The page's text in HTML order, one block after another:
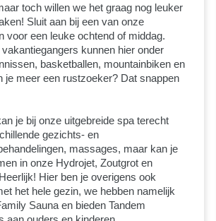
toch willen we het graag nog leuker
Sluit aan bij een van onze
voor een leuke ochtend of middag.
kunnen hier onder
basketballen, mountainbiken en
je meer een rustzoeker? Dat snappen
je bij onze uitgebreide spa terecht
gezichts- en
massages, maar kan je
in onze Hydrojet, Zoutgrot en
Hier ben je overigens ook
het hele gezin, we hebben namelijk
Sauna en bieden Tandem